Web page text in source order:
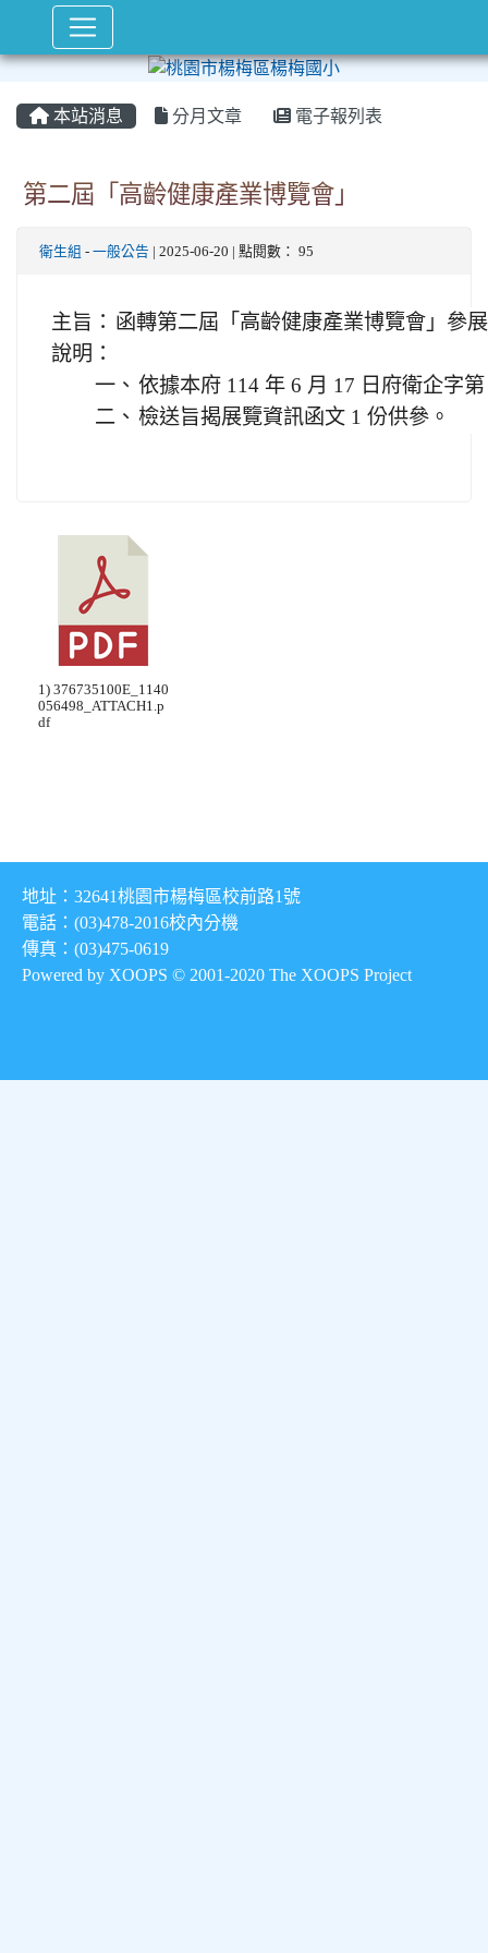
本站消息 分月文章 電子報列表
第二屆「高齡健康產業博覽會」
衛生組 - 一般公告 | 2025-06-20 | 點閱數： 95
主旨： 函轉第二屆「高齡健康產業博覽會」參
說明：
一、 依據本府 114 年 6 月 17 日府衛企字
二、 檢送旨揭展覽資訊函文 1 份供參。
1) 376735100E_1140
056498_ATTACH1.p
df
地址：32641桃園市楊梅區校前路1號
電話：(03)478-2016校內分機
傳真：(03)475-0619
Powered by XOOPS © 2001-2020 The XOOPS Project